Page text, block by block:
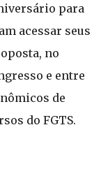
para
acessar seus
no
e entre
de
do FGTS.